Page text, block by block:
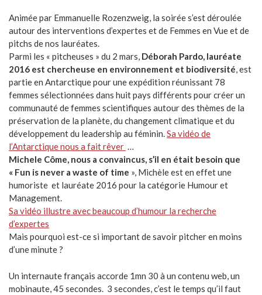
Animée par Emmanuelle Rozenzweig, la soirée s’est déroulée
autour des interventions d’expertes et de Femmes en Vue et de
pitchs de nos lauréates.
Parmi les « pitcheuses » du 2 mars, Déborah Pardo, lauréate
2016 est chercheuse en environnement et biodiversité, est
partie en Antarctique pour une expédition réunissant 78
femmes sélectionnées dans huit pays différents pour créer un
communauté de femmes scientifiques autour des thèmes de la
préservation de la planète, du changement climatique et du
développement du leadership au féminin.Sa vidéo de
l’Antarctique nous a fait rêver …
Michele Côme, nous a convaincus, s’il en était besoin que
« Fun is never a waste of time », Michèle est en effet une
humoriste et lauréate 2016 pour la catégorie Humour et
Management.
Sa vidéo illustre avec beaucoup d’humour la recherche
d’expertes
Mais pourquoi est-ce si important de savoir pitcher en moins
d’une minute ?
Un internaute français accorde 1mn 30 à un contenu web, un
mobinaute, 45 secondes. 3 secondes, c’est le temps qu’il faut